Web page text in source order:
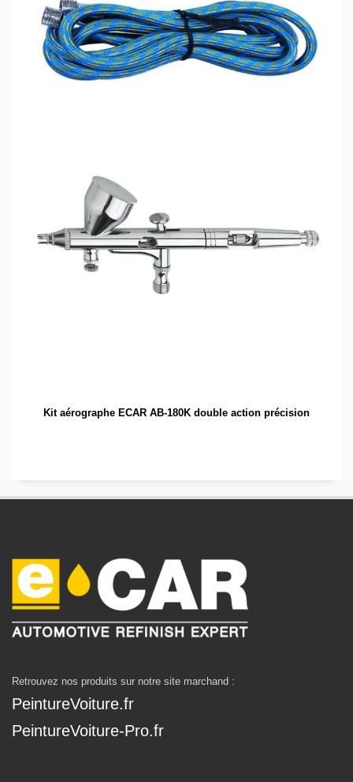
Kit aérographe ECAR AB-180K double action précision
Retrouvez nos produits sur notre site marchand :
PeintureVoiture.fr
PeintureVoiture-Pro.fr